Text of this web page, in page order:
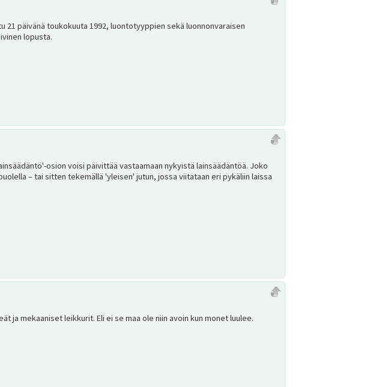
päivänä toukokuuta 1992, luontotyyppien sekä luonnonvaraisen
lopusta.
osion voisi päivittää vastaamaan nykyistä lainsäädäntöä. Joko
– tai sitten tekemällä 'yleisen' jutun, jossa viitataan eri pykäliin laissa
ja mekaaniset leikkurit. Eli ei se maa ole niin avoin kun monet luulee.